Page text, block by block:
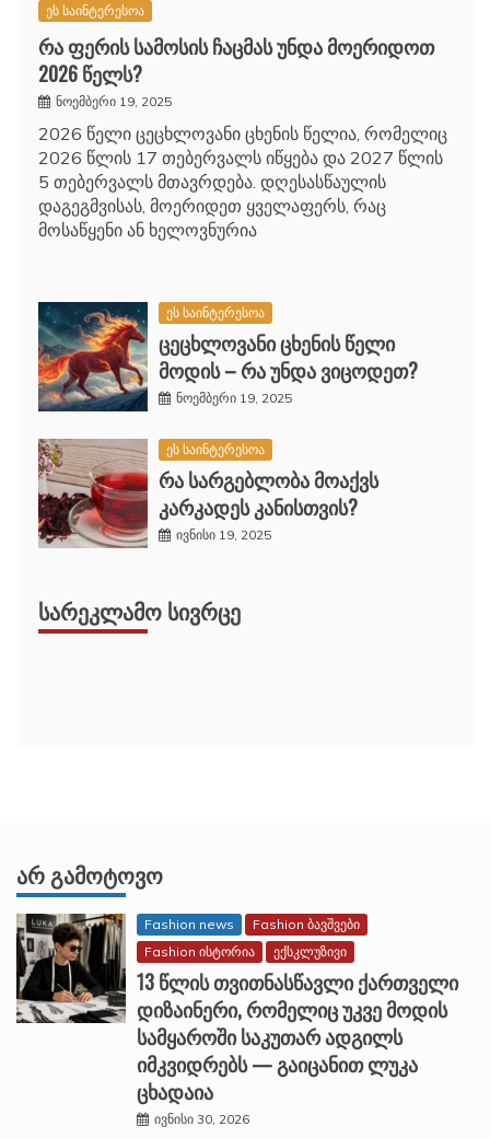
ეს საინტერესოა
რა ფერის სამოსის ჩაცმას უნდა მოერიდოთ
2026 წელს?
ნოემბერი 19, 2025
2026 წელი ცეცხლოვანი ცხენის წელია, რომელიც
2026 წლის 17 თებერვალს იწყება და 2027 წლის
5 თებერვალს მთავრდება. დღესასწაულის
დაგეგმვისას, მოერიდეთ ყველაფერს, რაც
მოსაწყენი ან ხელოვნურია
ეს საინტერესოა
ცეცხლოვანი ცხენის წელი
მოდის – რა უნდა ვიცოდეთ?
ნოემბერი 19, 2025
ეს საინტერესოა
რა სარგებლობა მოაქვს
კარკადეს კანისთვის?
ივნისი 19, 2025
ᲡᲐᲠᲔᲙᲚᲐᲛᲝ ᲡᲘᲕᲠᲪᲔ
ᲐᲠ ᲒᲐᲛᲝᲢᲝᲕᲝ
Fashion news
Fashion ბავშვები
Fashion ისტორია
ექსკლუზივი
13 წლის თვითნასწავლი ქართველი
დიზაინერი, რომელიც უკვე მოდის
სამყაროში საკუთარ ადგილს
იმკვიდრებს — გაიცანით ლუკა
ცხადაია
ივნისი 30, 2026